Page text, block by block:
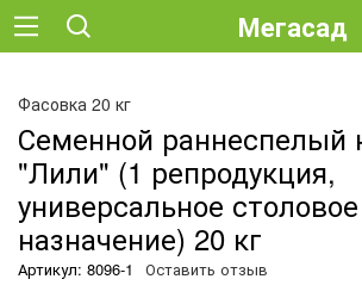
Мегасад
Фасовка 20 кг
Семенной раннеспелый
"Лили" (1 репродукция,
универсальное столовое
назначение) 20 кг
Артикул: 8096-1 Оставить отзыв